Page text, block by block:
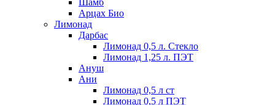
Шамб
Арцах Био
Лимонад
Дарбас
Лимонад 0,5 л. Стекло
Лимонад 1,25 л. ПЭТ
Ануш
Ани
Лимонад 0,5 л ст
Лимонад 0,5 л ПЭТ